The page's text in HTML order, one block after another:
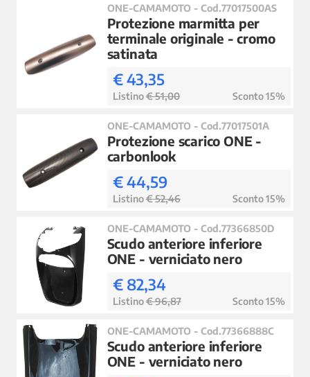
ONE-CAMAMOTO - Cod.77017500AS
Protezione marmitta per
terminale originale - cromo
satinata
€ 43,35
Listino€ 51,00 Sconto 15%
ONE-CAMAMOTO - Cod.77017501A
Protezione scarico ONE -
carbonlook
€ 44,59
Listino€ 52,46 Sconto 15%
ONE-CAMAMOTO - Cod.77366850D
Scudo anteriore inferiore
ONE - verniciato nero
€ 82,34
Listino€ 96,87 Sconto 15%
ONE-CAMAMOTO - Cod.77366888C
Scudo anteriore inferiore
ONE - verniciato nero